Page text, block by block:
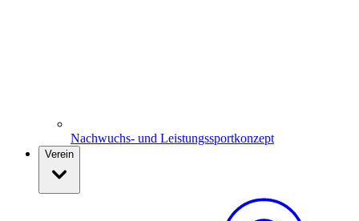
Nachwuchs- und Leistungssportkonzept
Verein